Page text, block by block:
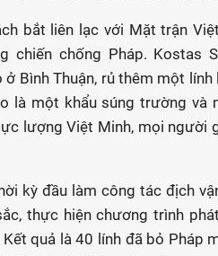
bắt liên lạc với Mặt trận
chiến chống Pháp. Kostas
Bình Thuận, rủ thêm một
là một khẩu súng trường và
lượng Việt Minh, mọi người
kỳ đầu làm công tác địch
thực hiện chương trình
quả là 40 lính đã bỏ Pháp